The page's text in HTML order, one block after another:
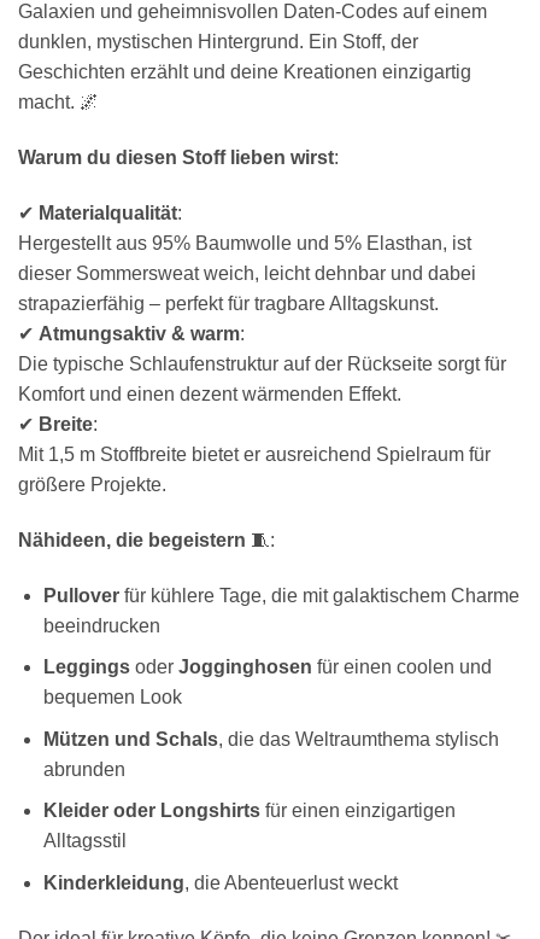
Galaxien und geheimnisvollen Daten-Codes auf einem
dunklen, mystischen Hintergrund. Ein Stoff, der
Geschichten erzählt und deine Kreationen einzigartig
macht. 🌌
Warum du diesen Stoff lieben wirst:
✔ Materialqualität:
Hergestellt aus 95% Baumwolle und 5% Elasthan, ist
dieser Sommersweat weich, leicht dehnbar und dabei
strapazierfähig – perfekt für tragbare Alltagskunst.
✔ Atmungsaktiv & warm:
Die typische Schlaufenstruktur auf der Rückseite sorgt für
Komfort und einen dezent wärmenden Effekt.
✔ Breite:
Mit 1,5 m Stoffbreite bietet er ausreichend Spielraum für
größere Projekte.
Nähideen, die begeistern 🧵:
Pulloverfür kühlere Tage, die mit galaktischem Charme
beeindrucken
Leggingsoder Jogginghosen für einen coolen und
bequemen Look
Mützen und Schals, die das Weltraumthema stylisch
abrunden
Kleider oder Longshirtsfür einen einzigartigen
Alltagsstil
Kinderkleidung, die Abenteuerlust weckt